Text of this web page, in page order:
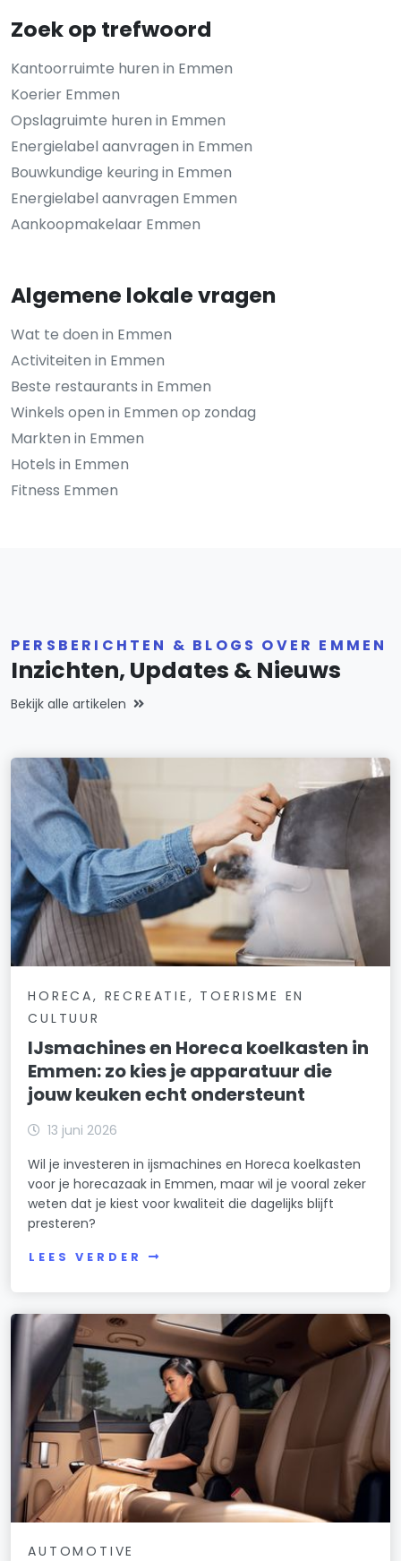
Zoek op trefwoord
Kantoorruimte huren in Emmen
Koerier Emmen
Opslagruimte huren in Emmen
Energielabel aanvragen in Emmen
Bouwkundige keuring in Emmen
Energielabel aanvragen Emmen
Aankoopmakelaar Emmen
Algemene lokale vragen
Wat te doen in Emmen
Activiteiten in Emmen
Beste restaurants in Emmen
Winkels open in Emmen op zondag
Markten in Emmen
Hotels in Emmen
Fitness Emmen
PERSBERICHTEN & BLOGS OVER EMMEN
Inzichten, Updates & Nieuws
Bekijk alle artikelen
HORECA, RECREATIE, TOERISME EN
CULTUUR
IJsmachines en Horeca koelkasten in
Emmen: zo kies je apparatuur die
jouw keuken echt ondersteunt
13 juni 2026
Wil je investeren in ijsmachines en Horeca koelkasten
voor je horecazaak in Emmen, maar wil je vooral zeker
weten dat je kiest voor kwaliteit die dagelijks blijft
presteren?
LEES VERDER
AUTOMOTIVE